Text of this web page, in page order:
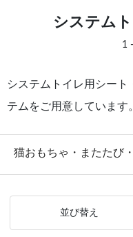
システム
1
システムトイレ用シート
テムをご用意しています。
猫おもちゃ・またたび
並び替え